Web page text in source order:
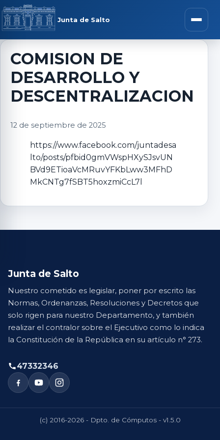
Saltar al contenido
Junta de Salto Abrir
menú
COMISION DE
DESARROLLO Y
DESCENTRALIZACION
12 de septiembre de 2025
https://www.facebook.com/juntadesa
lto/posts/pfbid0gmVWspHXySJsvUN
BVd9ETioaVcMRuvYFKbLww3MFhD
MkCNTg7fSBT5hoxzmiCcL7l
Junta de Salto
Nuestro cometido es legislar, poner por escrito las
Normas, Ordenanzas, Resoluciones y Decretos que
solo rigen para nuestro Departamento, y también
realizar el contralor sobre el Ejecutivo como lo indica
la Constitución de la República en su artículo n° 273.
47332346
(c) 2016-2026 - Dpto. de Cómputos - v1.5.0